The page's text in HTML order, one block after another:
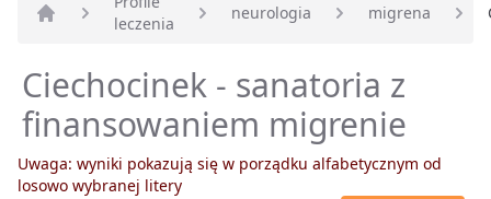
Strona główna
leczenia
neurologia migrena
Ciechocinek - sanatoria z
finansowaniem migrenie
Uwaga: wyniki pokazują się w porządku alfabetycznym od
losowo wybranej litery